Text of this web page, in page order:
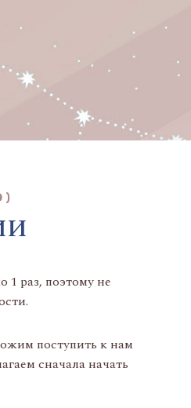
1 раз, поэтому не
поступить к нам
сначала начать